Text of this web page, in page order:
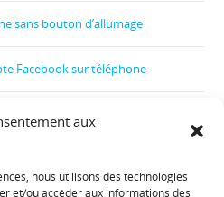
aux
nous utilisons des technologies
et/ou accéder aux informations des
sans bouton d’allumage
Facebook sur téléphone